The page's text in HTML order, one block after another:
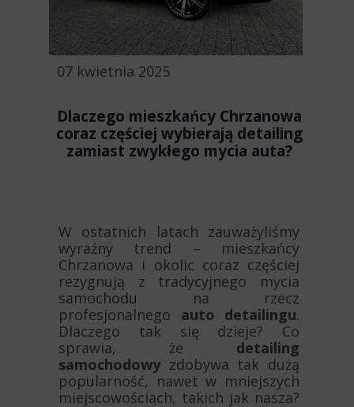
07 kwietnia 2025
Dlaczego mieszkańcy Chrzanowa
coraz częściej wybierają detailing
zamiast zwykłego mycia auta?
W ostatnich latach zauważyliśmy
wyraźny trend – mieszkańcy
Chrzanowa i okolic coraz częściej
rezygnują z tradycyjnego mycia
samochodu na rzecz
profesjonalnego auto detailingu.
Dlaczego tak się dzieje? Co
sprawia, że detailing
samochodowy zdobywa tak dużą
popularność, nawet w mniejszych
miejscowościach, takich jak nasza?